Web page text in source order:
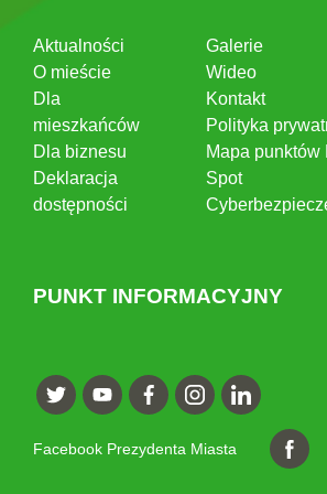
Aktualności
O mieście
Dla
mieszkańców
Dla biznesu
Deklaracja
dostępności
Galerie
Wideo
Kontakt
Polityka
Mapa punktów
Spot
PUNKT INFORMACYJNY
Facebook Prezydenta Miasta